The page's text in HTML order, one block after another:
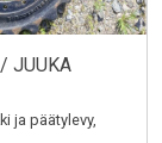
JUUKA
ja päätylevy,